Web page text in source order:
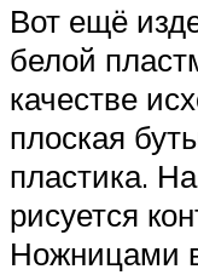
Вот ещё
белой
качестве
плоская
пластика.
рисуется
Ножницами